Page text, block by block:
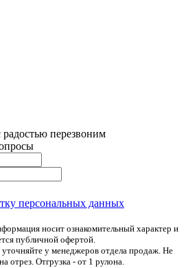
перезвоним
персональных данных
носит ознакомительный характер и
публичной офертой.
у менеджеров отдела продаж. Не
отрез. Отгрузка - от 1 рулона.